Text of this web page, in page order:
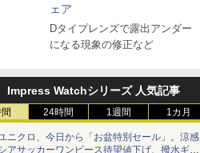
ェア
Dタイプレンズで露出アンダー
になる現象の修正など
Impress Watchシリーズ 人気記事
24時間 1週間 1カ月
ニクロ、今日から「お盆特別セール」。涼感
アサッカーワンピース待望値下げ、撥水ギア